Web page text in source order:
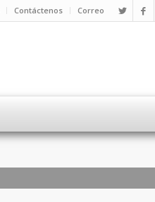
Contáctenos Correo